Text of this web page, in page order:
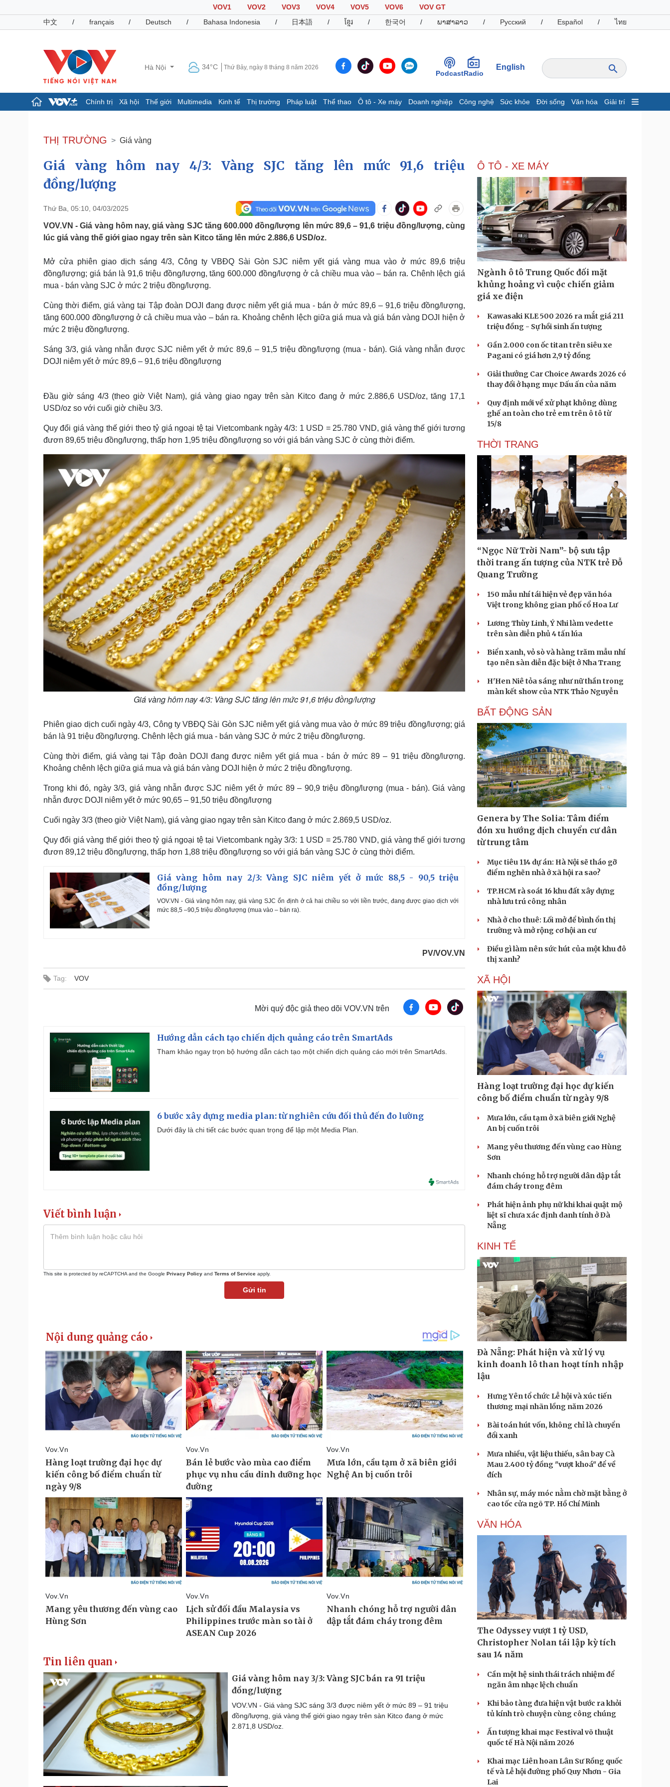
VOV1 VOV2 VOV3 VOV4 VOV5 VOV6
VOV GT
中文
/ français / Deutsch / Bahasa Indonesia / 日本語 / ខ្មែរ / 한국어 / ພາສາລາວ / Русский / Español / ไทย
Hà Nội 34°C Thứ Bảy, ngày 8 tháng 8 năm 2026
PodcastRadio
English
Chính trị Xã hội Thế giới Multimedia Kinh tế Thị trường Pháp luật Thể thao Ô tô - Xe máy Doanh nghiệp Công nghệ Sức khỏe Đời sống Văn hóa Giải trí
Đảng
Tổ chức nhân sự
Nhận diện sự thật
Dự báo thời tiết
Dấu ấn VOV
Infographic
Chứng khoán
Giá cà phê
Pháp luật
Tin nóng
Tư vấn luật
Việt Nam
Phân tích
Thể thao
Bóng đá
Lịch thi đấu bóng đá
Thế giới thể thao
Hậu trường
Ô tô - Xe máy
Ô tô
Xe máy
Doanh nghiệp
Thông tin doanh nghiệp
Doanh nghiệp 24h
Doanh nhân
Vì cộng đồng
Công nghệ
Sành điệu
Tin Công nghệ
Trải nghiệm
Chuyển đổi số
Sức khỏe
Dinh dưỡng - món ngon
Cây thuốc
Sản phụ khoa
Nhi khoa
Nam khoa
Phòng mạch online
Ăn sạch sống khỏe
Đời sống
Nhà đẹp
Blog
Tình yêu - Gia đình
Văn hóa
Văn học
Âm nhạc
Di sản
Giải trí
Thời trang
Sao Việt
Du lịch
check-in
Podcast
Câu chuyện thời sự
Cửa sổ tình yêu
Kể chuyện cho bé
Hạt giống tâm hồn
THỊ TRƯỜNG Giá vàng
Giá vàng hôm nay 4/3: Vàng SJC tăng lên mức 91,6 triệu
đồng/lượng
Thứ Ba, 05:10, 04/03/2025
VOV.VN - Giá vàng hôm nay, giá vàng SJC tăng 600.000 đồng/lượng lên mức 89,6 – 91,6 triệu đồng/lượng, cùng
lúc giá vàng thế giới giao ngay trên sàn Kitco tăng lên mức 2.886,6 USD/oz.
Mở cửa phiên giao dịch sáng 4/3, Công ty VBĐQ Sài Gòn SJC niêm yết giá vàng mua vào ở mức 89,6 triệu
đồng/lượng; giá bán là 91,6 triệu đồng/lượng, tăng 600.000 đồng/lượng ở cả chiều mua vào – bán ra. Chênh lệch giá
mua - bán vàng SJC ở mức 2 triệu đồng/lượng.
Cùng thời điểm, giá vàng tại Tập đoàn DOJI đang được niêm yết giá mua - bán ở mức 89,6 – 91,6 triệu đồng/lượng,
tăng 600.000 đồng/lượng ở cả chiều mua vào – bán ra. Khoảng chênh lệch giữa giá mua và giá bán vàng DOJI hiện ở
mức 2 triệu đồng/lượng.
Sáng 3/3, giá vàng nhẫn được SJC niêm yết ở mức 89,6 – 91,5 triệu đồng/lượng (mua - bán). Giá vàng nhẫn được
DOJI niêm yết ở mức 89,6 – 91,6 triệu đồng/lượng
Đầu giờ sáng 4/3 (theo giờ Việt Nam), giá vàng giao ngay trên sàn Kitco đang ở mức 2.886,6 USD/oz, tăng 17,1
USD/oz so với cuối giờ chiều 3/3.
Quy đổi giá vàng thế giới theo tỷ giá ngoại tệ tại Vietcombank ngày 4/3: 1 USD = 25.780 VND, giá vàng thế giới tương
đươn 89,65 triệu đồng/lượng, thấp hơn 1,95 triệu đồng/lượng so với giá bán vàng SJC ở cùng thời điểm.
Giá vàng hôm nay 4/3: Vàng SJC tăng lên mức 91,6 triệu đồng/lượng
Phiên giao dịch cuối ngày 4/3, Công ty VBĐQ Sài Gòn SJC niêm yết giá vàng mua vào ở mức 89 triệu đồng/lượng; giá
bán là 91 triệu đồng/lượng. Chênh lệch giá mua - bán vàng SJC ở mức 2 triệu đồng/lượng.
Cùng thời điểm, giá vàng tại Tập đoàn DOJI đang được niêm yết giá mua - bán ở mức 89 – 91 triệu đồng/lượng.
Khoảng chênh lệch giữa giá mua và giá bán vàng DOJI hiện ở mức 2 triệu đồng/lượng.
Trong khi đó, ngày 3/3, giá vàng nhẫn được SJC niêm yết ở mức 89 – 90,9 triệu đồng/lượng (mua - bán). Giá vàng
nhẫn được DOJI niêm yết ở mức 90,65 – 91,50 triệu đồng/lượng
Cuối ngày 3/3 (theo giờ Việt Nam), giá vàng giao ngay trên sàn Kitco đang ở mức 2.869,5 USD/oz.
Quy đổi giá vàng thế giới theo tỷ giá ngoại tệ tại Vietcombank ngày 3/3: 1 USD = 25.780 VND, giá vàng thế giới tương
đươn 89,12 triệu đồng/lượng, thấp hơn 1,88 triệu đồng/lượng so với giá bán vàng SJC ở cùng thời điểm.
Giá vàng hôm nay 2/3: Vàng SJC niêm yết ở mức 88,5 - 90,5 triệu
đồng/lượng
VOV.VN - Giá vàng hôm nay, giá vàng SJC ổn định ở cả hai chiều so với liền trước, đang được giao dịch với
mức 88,5 –90,5 triệu đồng/lượng (mua vào – bán ra).
PV/VOV.VN
Tag: VOV
Mời quý độc giả theo dõi VOV.VN trên
Hướng dẫn cách tạo chiến dịch quảng cáo trên SmartAds
Tham khảo ngay trọn bộ hướng dẫn cách tạo một chiến dịch quảng cáo mới trên SmartAds.
6 bước xây dựng media plan: từ nghiên cứu đối thủ đến đo lường
Dưới đây là chi tiết các bước quan trọng để lập một Media Plan.
Viết bình luận
This site is protected by reCAPTCHA and the Google Privacy Policy and Terms of Service apply.
Gửi tin
Tin liên quan
Giá vàng hôm nay 3/3: Vàng SJC bán ra 91 triệu
đồng/lượng
VOV.VN - Giá vàng SJC sáng 3/3 được niêm yết ở mức 89 – 91 triệu
đồng/lượng, giá vàng thế giới giao ngay trên sàn Kitco đang ở mức
2.871,8 USD/oz.
Ô TÔ - XE MÁY
Ngành ô tô Trung Quốc đối mặt
khủng hoảng vì cuộc chiến giảm
giá xe điện
Kawasaki KLE 500 2026 ra mắt giá 211
triệu đồng - Sự hồi sinh ấn tượng
Gần 2.000 con ốc titan trên siêu xe
Pagani có giá hơn 2,9 tỷ đồng
Giải thưởng Car Choice Awards 2026 có
thay đổi ở hạng mục Dấu ấn của năm
Quy định mới về xử phạt không dùng
ghế an toàn cho trẻ em trên ô tô từ
15/8
THỜI TRANG
“Ngọc Nữ Trời Nam”- bộ sưu tập
thời trang ấn tượng của NTK trẻ Đỗ
Quang Trường
150 mẫu nhí tái hiện vẻ đẹp văn hóa
Việt trong không gian phố cổ Hoa Lư
Lương Thùy Linh, Ý Nhi làm vedette
trên sàn diễn phủ 4 tấn lúa
Biển xanh, vỏ sò và hàng trăm mẫu nhí
tạo nên sàn diễn đặc biệt ở Nha Trang
H'Hen Niê tỏa sáng như nữ thần trong
màn kết show của NTK Thảo Nguyễn
BẤT ĐỘNG SẢN
Genera by The Solia: Tâm điểm
đón xu hướng dịch chuyển cư dân
từ trung tâm
Mục tiêu 114 dự án: Hà Nội sẽ tháo gỡ
điểm nghẽn nhà ở xã hội ra sao?
TP.HCM rà soát 16 khu đất xây dựng
nhà lưu trú công nhân
Nhà ở cho thuê: Lối mở để bình ổn thị
trường và mở rộng cơ hội an cư
Điều gì làm nên sức hút của một khu đô
thị xanh?
XÃ HỘI
Hàng loạt trường đại học dự kiến
công bố điểm chuẩn từ ngày 9/8
Mưa lớn, cầu tạm ở xã biên giới Nghệ
An bị cuốn trôi
Mang yêu thương đến vùng cao Hùng
Sơn
Nhanh chóng hỗ trợ người dân dập tắt
đám cháy trong đêm
Phát hiện ảnh phụ nữ khi khai quật mộ
liệt sĩ chưa xác định danh tính ở Đà
Nẵng
KINH TẾ
Đà Nẵng: Phát hiện và xử lý vụ
kinh doanh lô than hoạt tính nhập
lậu
Hưng Yên tổ chức Lễ hội và xúc tiến
thương mại nhãn lồng năm 2026
Bài toán hút vốn, không chỉ là chuyển
đổi xanh
Mưa nhiều, vật liệu thiếu, sân bay Cà
Mau 2.400 tỷ đồng "vượt khoá" để về
đích
Nhân sự, máy móc nằm chờ mặt bằng ở
cao tốc cửa ngõ TP. Hồ Chí Minh
VĂN HÓA
The Odyssey vượt 1 tỷ USD,
Christopher Nolan tái lập kỳ tích
sau 14 năm
Cần một hệ sinh thái trách nhiệm để
ngăn âm nhạc lệch chuẩn
Khi bảo tàng đưa hiện vật bước ra khỏi
tủ kính trò chuyện cùng công chúng
Ấn tượng khai mạc Festival võ thuật
quốc tế Hà Nội năm 2026
Khai mạc Liên hoan Lân Sư Rồng quốc
tế và Lễ hội đường phố Quy Nhơn - Gia
Lai